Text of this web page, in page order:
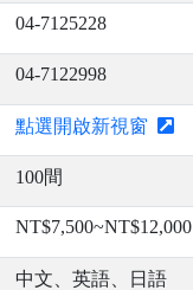
04-7125228
04-7122998
點選開啟新視窗
100間
NT$7,500~NT$12,000
中文、英語、日語